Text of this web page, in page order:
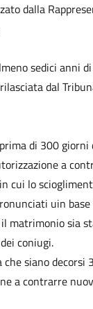
dalla
sedici anni
dal
di 300
a
cui lo
uin
matrimonio sia
coniugi.
siano
a contrarre